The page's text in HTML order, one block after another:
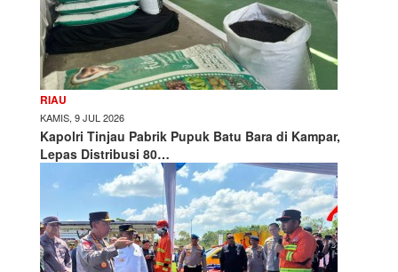
RIAU
KAMIS, 9 JUL 2026
Kapolri Tinjau Pabrik Pupuk Batu Bara di Kampar,
Lepas Distribusi 80…